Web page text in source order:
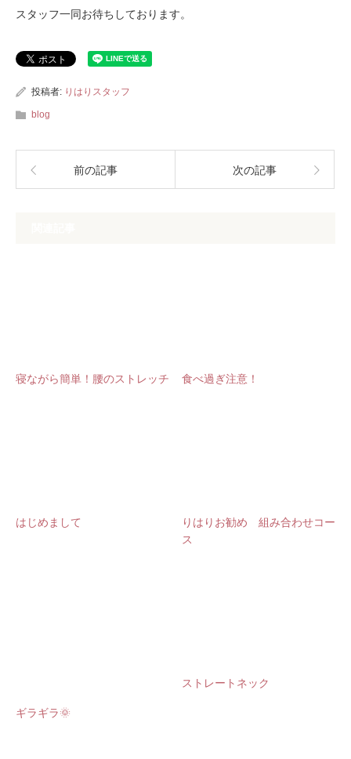
スタッフ一同お待ちしております。
投稿者: りはりスタッフ
blog
前の記事 次の記事
寝ながら簡単！腰のストレッチ 食べ過ぎ注意！
はじめまして
りはりお勧め 組み合わせコー
ス
ギラギラ🌞
ストレートネック